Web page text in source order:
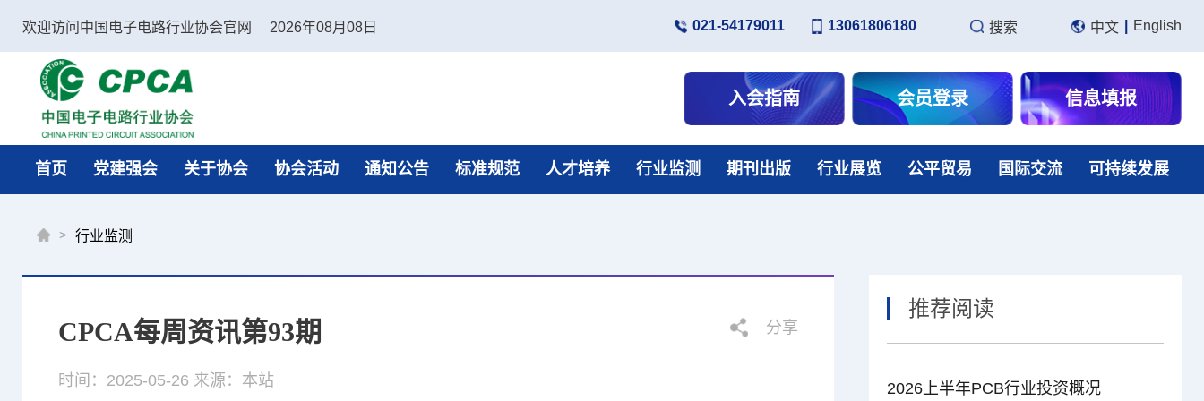
欢迎访问中国电子电路行业协会官网 2026年08月08日 021-54179011 13061806180 搜索 中文 English
中国电子电路行业协会
入会指南 会员登录 信息填报
首页 党建强会 关于协会 协会活动 通知公告 标准规范 人才培养 行业监测 期刊出版 行业展览 公平贸易 国际交流 可持续发展
> 行业监测
CPCA每周资讯第93期 分享
时间：2025-05-26 来源：本站
推荐阅读
2026上半年PCB行业投资概况